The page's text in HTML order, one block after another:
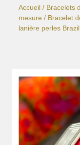
Accueil / Bracelets
mesure / Bracelet
lanière perles Brazil